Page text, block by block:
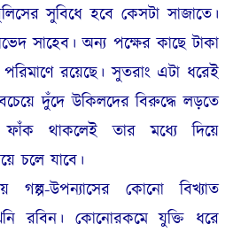
সুবিধে হবে কেসটা সাজাতে।
সাহেব। অন্য পক্ষের কাছে টাকা
রয়েছে। সুতরাং এটা ধরেই
দুঁদে উকিলদের বিরুদ্ধে লড়তে
থাকলেই তার মধ্যে দিয়ে
চলে যাবে।
গল্প-উপন্যাসের কোনো বিখ্যাত
রবিন। কোনোরকমে যুক্তি ধরে